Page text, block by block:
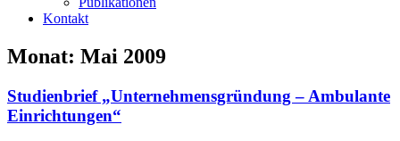
Kontakt
Monat: Mai 2009
Studienbrief „Unternehmensgründung – Ambulante
Einrichtungen“